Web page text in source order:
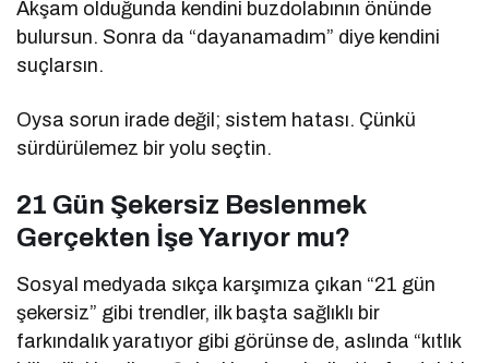
Akşam olduğunda kendini buzdolabının önünde
bulursun. Sonra da “dayanamadım” diye kendini
suçlarsın.
Oysa sorun irade değil; sistem hatası. Çünkü
sürdürülemez bir yolu seçtin.
21 Gün Şekersiz Beslenmek
Gerçekten İşe Yarıyor mu?
Sosyal medyada sıkça karşımıza çıkan “21 gün
şekersiz” gibi trendler, ilk başta sağlıklı bir
farkındalık yaratıyor gibi görünse de, aslında “kıtlık